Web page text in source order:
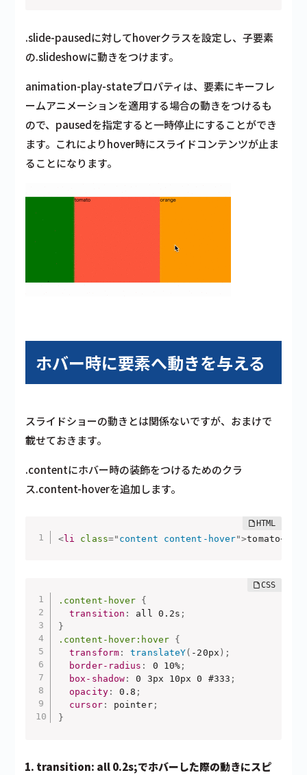
.slide-pausedに対してhoverクラスを設定し、子要素
の.slideshowに動きをつけます。
animation-play-stateプロパティは、要素にキーフレ
ームアニメーションを適用する場合の動きをつけるも
ので、pausedを指定すると一時停止にすることができ
ます。これによりhover時にスライドコンテンツが止ま
ることになります。
ホバー時に要素へ動きを与える
スライドショーの動きとは関係ないですが、おまけで
載せておきます。
.contentにホバー時の装飾をつけるためのクラ
ス.content-hoverを追加します。
<li class=" content content-hover">tomato</
.content-hover {
transition : all 0.2s ;
}
.content-hover:hover
{
transform : translateY( -20px ) ;
border-radius : 0 10% ;
box-shadow : 0 3px 10px 0 #333 ;
opacity: 0.8 ;
cursor: pointer;
}
transition: all 0.2s;でホバーした際の動きにスピ